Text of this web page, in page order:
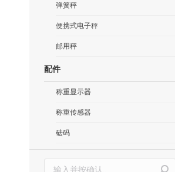
弹簧秤
便携式电子秤
邮用秤
配件
称重显示器
称重传感器
砝码